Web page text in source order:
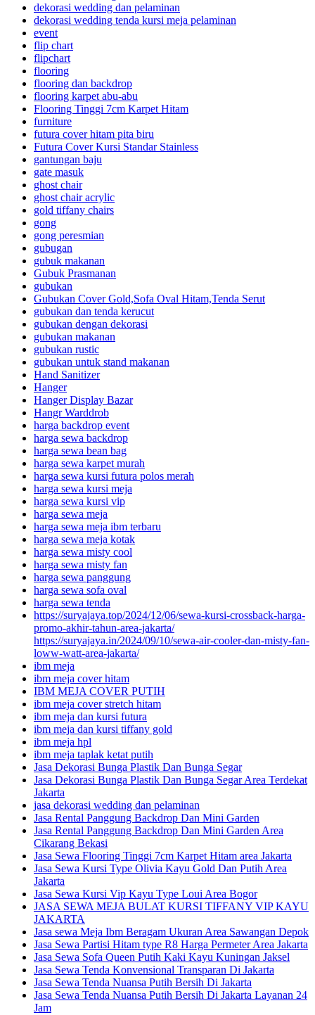
dekorasi wedding dan pelaminan
dekorasi wedding tenda kursi meja pelaminan
event
flip chart
flipchart
flooring
flooring dan backdrop
flooring karpet abu-abu
Flooring Tinggi 7cm Karpet Hitam
furniture
futura cover hitam pita biru
Futura Cover Kursi Standar Stainless
gantungan baju
gate masuk
ghost chair
ghost chair acrylic
gold tiffany chairs
gong
gong peresmian
gubugan
gubuk makanan
Gubuk Prasmanan
gubukan
Gubukan Cover Gold,Sofa Oval Hitam,Tenda Serut
gubukan dan tenda kerucut
gubukan dengan dekorasi
gubukan makanan
gubukan rustic
gubukan untuk stand makanan
Hand Sanitizer
Hanger
Hanger Display Bazar
Hangr Warddrob
harga backdrop event
harga sewa backdrop
harga sewa bean bag
harga sewa karpet murah
harga sewa kursi futura polos merah
harga sewa kursi meja
harga sewa kursi vip
harga sewa meja
harga sewa meja ibm terbaru
harga sewa meja kotak
harga sewa misty cool
harga sewa misty fan
harga sewa panggung
harga sewa sofa oval
harga sewa tenda
https://suryajaya.top/2024/12/06/sewa-kursi-crossback-harga-
promo-akhir-tahun-area-jakarta/
https://suryajaya.in/2024/09/10/sewa-air-cooler-dan-misty-fan-
loww-watt-area-jakarta/
ibm meja
ibm meja cover hitam
IBM MEJA COVER PUTIH
ibm meja cover stretch hitam
ibm meja dan kursi futura
ibm meja dan kursi tiffany gold
ibm meja hpl
ibm meja taplak ketat putih
Jasa Dekorasi Bunga Plastik Dan Bunga Segar
Jasa Dekorasi Bunga Plastik Dan Bunga Segar Area Terdekat
Jakarta
jasa dekorasi wedding dan pelaminan
Jasa Rental Panggung Backdrop Dan Mini Garden
Jasa Rental Panggung Backdrop Dan Mini Garden Area
Cikarang Bekasi
Jasa Sewa Flooring Tinggi 7cm Karpet Hitam area Jakarta
Jasa Sewa Kursi Type Olivia Kayu Gold Dan Putih Area
Jakarta
Jasa Sewa Kursi Vip Kayu Type Loui Area Bogor
JASA SEWA MEJA BULAT KURSI TIFFANY VIP KAYU
JAKARTA
Jasa sewa Meja Ibm Beragam Ukuran Area Sawangan Depok
Jasa Sewa Partisi Hitam type R8 Harga Permeter Area Jakarta
Jasa Sewa Sofa Queen Putih Kaki Kayu Kuningan Jaksel
Jasa Sewa Tenda Konvensional Transparan Di Jakarta
Jasa Sewa Tenda Nuansa Putih Bersih Di Jakarta
Jasa Sewa Tenda Nuansa Putih Bersih Di Jakarta Layanan 24
Jam